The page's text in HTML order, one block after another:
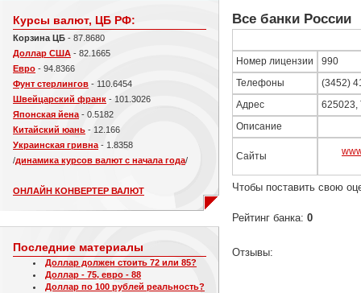
Курсы валют, ЦБ РФ:
Корзина ЦБ - 87.8680
Доллар США - 82.1665
Евро - 94.8366
Фунт стерлингов - 110.6454
Швейцарский франк - 101.3026
Японская йена - 0.5182
Китайский юань - 12.166
Украинская гривна - 1.8358
/динамика курсов валют с начала года/
ОНЛАЙН КОНВЕРТЕР ВАЛЮТ
Последние материалы
Доллар должен стоить 72 или 85?
Доллар - 75, евро - 88
Доллар по 100 рублей реальность?
Все банки России
Номер лицензии 990
Телефоны (3452)
Адрес 625023,
Описание
Сайты
Чтобы поставить свою
Рейтинг банка: 0
Отзывы: